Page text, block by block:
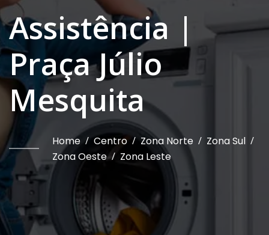
Assistência |
Praça Júlio
Mesquita
Home / Centro / Zona Norte / Zona Sul /
Zona Oeste / Zona Leste